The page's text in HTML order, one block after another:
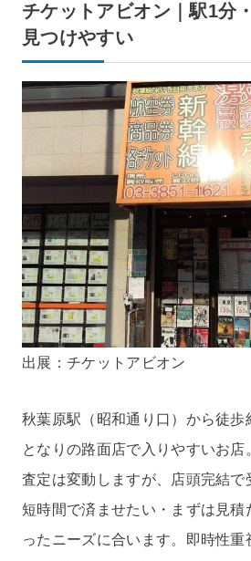
チケットアビオン｜駅1分
見つけやすい
出展：チケットアビオン
秋葉原駅（昭和通り口）から徒
となりの路面店で入りやすいお店
査定は変動しますが、店頭完結で
短時間で済ませたい・まずは見積
ったニーズに合います。即時性重